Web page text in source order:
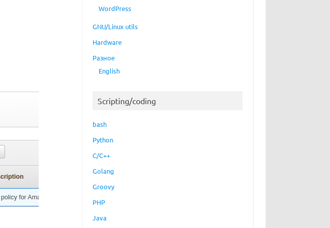
WordPress
GNU/Linux utils
Hardware
Разное
English
Scripting/coding
bash
Python
C/C++
Golang
Groovy
PHP
Java